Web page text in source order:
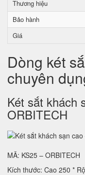
Thương hiệu
Bảo hành
Giá
Dòng két
chuyên
Két sắt khách
ORBITECH
MÃ: KS25 – ORBITECH
Kích thước: Cao 250 *